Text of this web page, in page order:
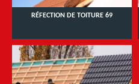
RÉFECTION DE TOITURE 69